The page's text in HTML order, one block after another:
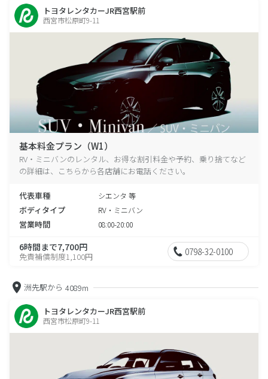
トヨタレンタカーJR西宮駅前
西宮市松原町9-11
基本料金プラン（W1）
RV・ミニバンのレンタル、お得な割引料金や予約、乗り捨てなど
の詳細は、こちらから各店舗にお電話ください。
代表車種 シエンタ 等
ボディタイプ RV・ミニバン
営業時間 08:00-20:00
6時間まで7,700円
免責補償制度1,100円 0798-32-0100
洲先駅から 4089m
トヨタレンタカーJR西宮駅前
西宮市松原町9-11